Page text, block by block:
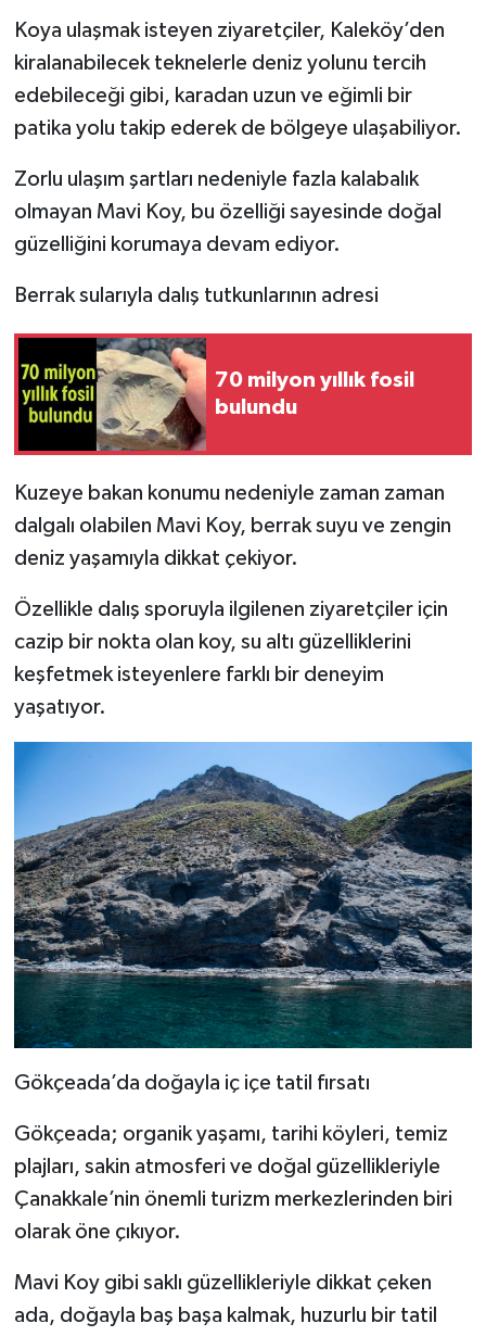
Koya ulaşmak isteyen ziyaretçiler, Kaleköy’den
kiralanabilecek teknelerle deniz yolunu tercih
edebileceği gibi, karadan uzun ve eğimli bir
patika yolu takip ederek de bölgeye ulaşabiliyor.
Zorlu ulaşım şartları nedeniyle fazla kalabalık
olmayan Mavi Koy, bu özelliği sayesinde doğal
güzelliğini korumaya devam ediyor.
Berrak sularıyla dalış tutkunlarının adresi
70 milyon yıllık fosil
bulundu
Kuzeye bakan konumu nedeniyle zaman zaman
dalgalı olabilen Mavi Koy, berrak suyu ve zengin
deniz yaşamıyla dikkat çekiyor.
Özellikle dalış sporuyla ilgilenen ziyaretçiler için
cazip bir nokta olan koy, su altı güzelliklerini
keşfetmek isteyenlere farklı bir deneyim
yaşatıyor.
Gökçeada’da doğayla iç içe tatil fırsatı
Gökçeada; organik yaşamı, tarihi köyleri, temiz
plajları, sakin atmosferi ve doğal güzellikleriyle
Çanakkale’nin önemli turizm merkezlerinden biri
olarak öne çıkıyor.
Mavi Koy gibi saklı güzellikleriyle dikkat çeken
ada, doğayla baş başa kalmak, huzurlu bir tatil